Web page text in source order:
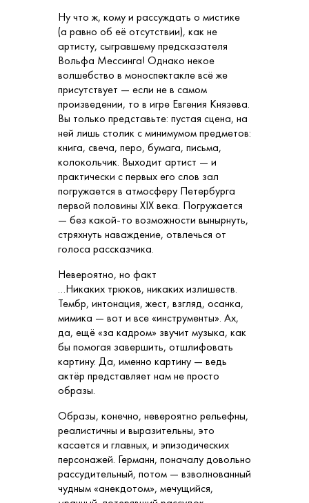
Ну что ж, кому и рассуждать о мистике
(а равно об её отсутствии), как не
артисту, сыгравшему предсказателя
Вольфа Мессинга! Однако некое
волшебство в моноспектакле всё же
присутствует — если не в самом
произведении, то в игре Евгения Князева.
Вы только представьте: пустая сцена, на
ней лишь столик с минимумом предметов:
книга, свеча, перо, бумага, письма,
колокольчик. Выходит артист — и
практически с первых его слов зал
погружается в атмосферу Петербурга
первой половины XIX века. Погружается
— без какой-то возможности вынырнуть,
стряхнуть наваждение, отвлечься от
голоса рассказчика.
Невероятно, но факт
…Никаких трюков, никаких излишеств.
Тембр, интонация, жест, взгляд, осанка,
мимика — вот и все «инструменты». Ах,
да, ещё «за кадром» звучит музыка, как
бы помогая завершить, отшлифовать
картину. Да, именно картину — ведь
актёр представляет нам не просто
образы.
Образы, конечно, невероятно рельефны,
реалистичны и выразительны, это
касается и главных, и эпизодических
персонажей. Германн, поначалу довольно
рассудительный, потом — взволнованный
чудным «анекдотом», мечущийся,